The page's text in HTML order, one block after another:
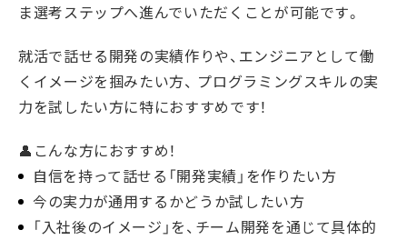
ま選考ステップへ進んでいただくことが可能です。
就活で話せる開発の実績作りや、エンジニアとして働
くイメージを掴みたい方、 プログラミングスキルの実
力を試したい方に特におすすめです！
👤こんな方におすすめ！
自信を持って話せる「開発実績」を作りたい方
今の実力が通用するかどうか試したい方
「入社後のイメージ」を、チーム開発を通じて具体的